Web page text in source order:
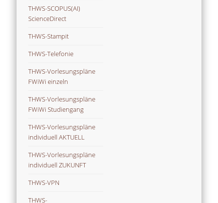
THWS-SCOPUS(AI)
ScienceDirect
THWS-Stampit
THWS-Telefonie
THWS-Vorlesungspläne
FWiWi einzeln
THWS-Vorlesungspläne
FWiWi Studiengang
THWS-Vorlesungspläne
individuell AKTUELL
THWS-Vorlesungspläne
individuell ZUKUNFT
THWS-VPN
THWS-